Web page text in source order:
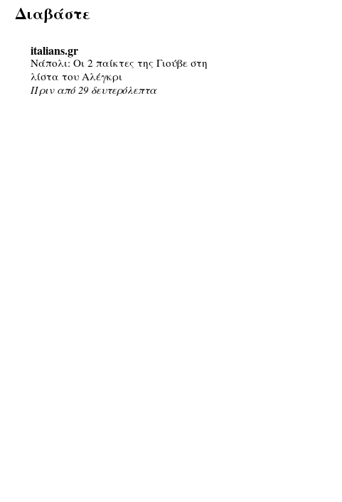
Διαβάστε
italians.gr
Νάπολι: Οι 2 παίκτες της Γιούβε στη
λίστα του Αλέγκρι
Πριν από 29 δευτερόλεπτα